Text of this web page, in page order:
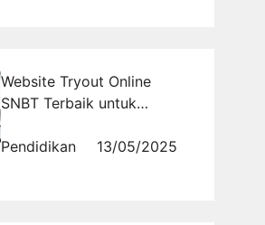
Website Tryout Online
SNBT Terbaik untuk
Efektif dari Nol
Pendidikan 13/05/2025